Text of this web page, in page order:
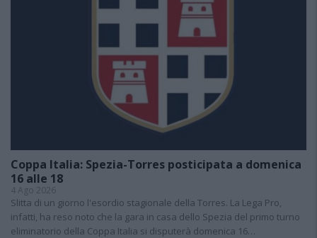
Coppa Italia: Spezia-Torres posticipata a domenica
16 alle 18
4 Ago 2026
Slitta di un giorno l'esordio stagionale della Torres. La Lega Pro,
infatti, ha reso noto che la gara in casa dello Spezia del primo turno
eliminatorio della Coppa Italia si disputerà domenica 16…